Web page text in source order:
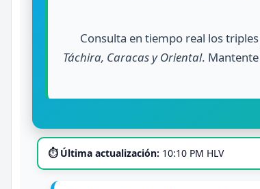
Consulta en tiempo real los
Táchira, Caracas y Oriental.
⏱ Última actualización: 10:10 PM HLV